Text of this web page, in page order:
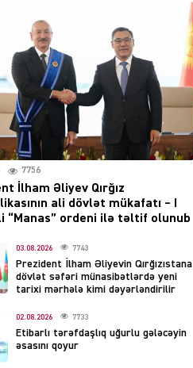
Moskvada güclü partlayış
səsləri eşidildi
07.08.2026 5488
Rusiya-Ukrayna
münaqişəsinin həllində
irəliləyiş var – Tramp
07.08.2026
imzaladı
07.08.2026 5488
Tehran və İrəvandan
“Tramp yolu”na HƏMLƏ –
REAKSİYA
7756
İlham Əliyev Qırğız
ali dövlət mükafatı – I
“Manas” ordeni ilə təltif olunub
03.08.2026 7743
Prezident İlham Əliyevin Qırğızıstana
dövlət səfəri münasibətlərdə yeni
tarixi mərhələ kimi dəyərləndirilir
02.08.2026 7733
Etibarlı tərəfdaşlıq uğurlu gələcəyin
əsasını qoyur